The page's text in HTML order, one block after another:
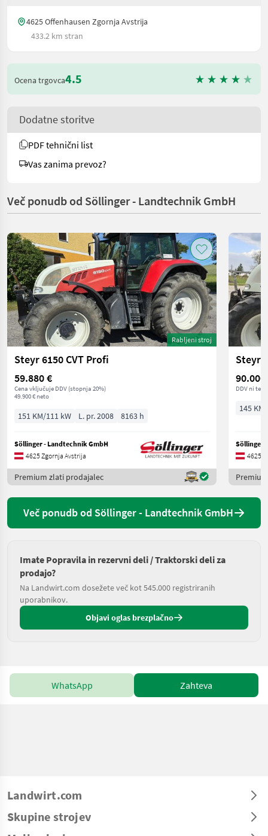
4625 Offenhausen Zgornja Avstrija
433.2 km stran
Ocena trgovca4.5
Dodatne storitve
PDF tehnični list
Vas zanima prevoz?
Več ponudb od Söllinger - Landtechnik GmbH
Rabljeni stroj
Steyr 6150 CVT Profi
59.880 €
Cena vključuje DDV (stopnja 20%)
49.900 € neto
151 KM/111 kW L. pr. 2008 8163 h
Söllinger - Landtechnik GmbH
4625 Zgornja Avstrija
Premium zlati prodajalec
Steyr
90.000
DDV ni
145
Söllinger
4625
Več ponudb od Söllinger - Landtechnik GmbH
Imate Popravila in rezervni deli / Traktorski deli za
prodajo?
Na Landwirt.com dosežete več kot 545.000 registriranih
uporabnikov.
Objavi oglas brezplačno
WhatsApp Zahteva
Landwirt.com
Skupine strojev